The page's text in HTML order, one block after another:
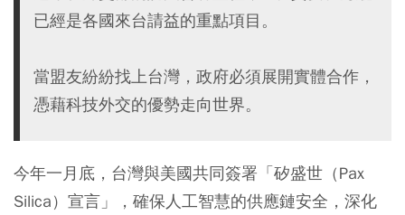
已經是各國來台請益的重點項目。
當盟友紛紛找上台灣，政府必須展開實體合作，
憑藉科技外交的優勢走向世界。
今年一月底，台灣與美國共同簽署「矽盛世（Pax
Silica）宣言」，確保人工智慧的供應鏈安全，深化